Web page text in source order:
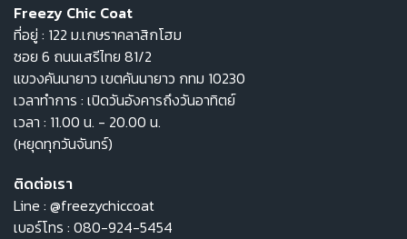
Freezy Chic Coat
ที่อยู่ : 122 ม.เกษราคลาสิกโฮม
ซอย 6 ถนนเสรีไทย 81/2
แขวงคันนายาว เขตคันนายาว กทม 10230
เวลาทำการ : เปิดวันอังคารถึงวันอาทิตย์
เวลา : 11.00 น. - 20.00 น.
(หยุดทุกวันจันทร์)
ติดต่อเรา
Line : @freezychiccoat
เบอร์โทร : 080-924-5454